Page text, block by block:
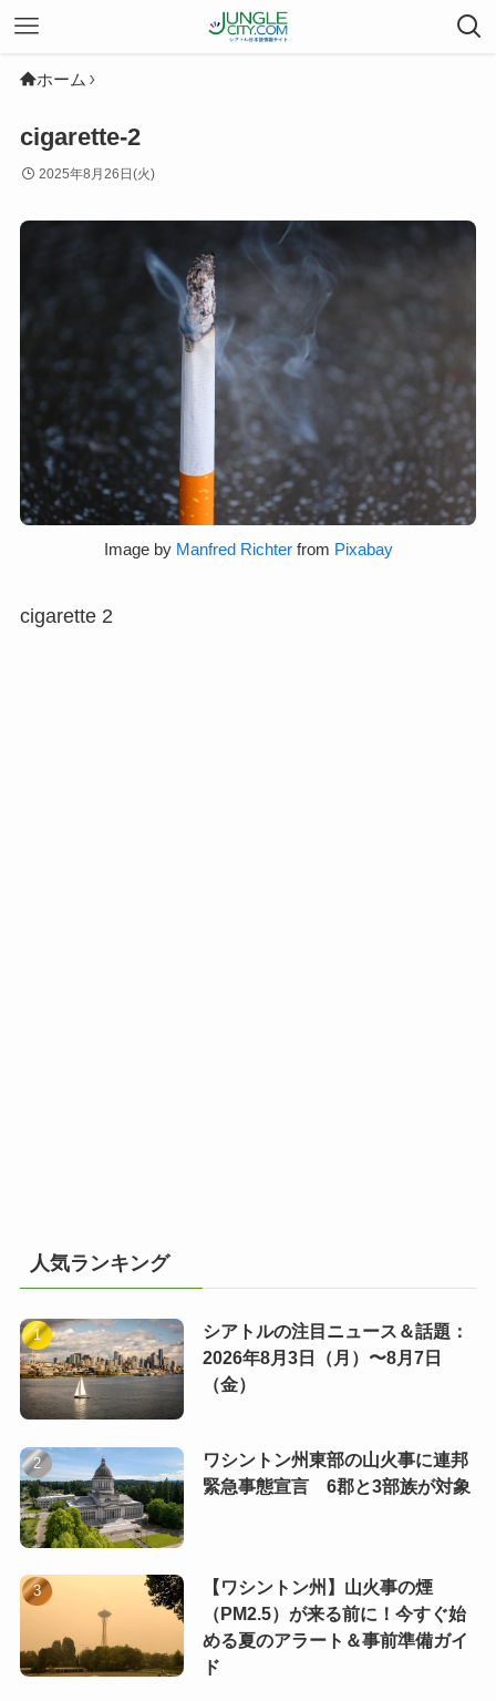
ホーム
cigarette-2
2025年8月26日(火)
Image by Manfred Richterfrom Pixabay
cigarette 2
人気ランキング
シアトルの注目ニュース＆話題：
2026年8月3日（月）〜8月7日
（金）
ワシントン州東部の山火事に連邦
緊急事態宣言 6郡と3部族が対象
【ワシントン州】山火事の煙
（PM2.5）が来る前に！今すぐ始
める夏のアラート＆事前準備ガイ
ド